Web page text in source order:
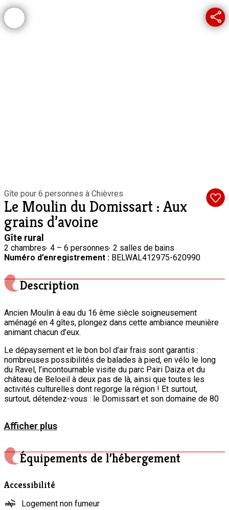
Gîte pour 6 personnes à Chièvres
Le Moulin du Domissart : Aux
grains d’avoine
Gîte rural
2 chambres 4 – 6 personnes 2 salles de bains
Numéro d’enregistrement : BELWAL412975-620990
Description
Ancien Moulin à eau du 16 ème siècle soigneusement
aménagé en 4 gîtes, plongez dans cette ambiance meunière
animant chacun d’eux.
Le dépaysement et le bon bol d’air frais sont garantis :
nombreuses possibilités de balades à pied, en vélo le long
du Ravel, l’incontournable visite du parc Pairi Daiza et du
château de Beloeil à deux pas de là, ainsi que toutes les
activités culturelles dont regorge la région ! Et surtout,
surtout, détendez-vous : le Domissart et son domaine de 80
Afficher plus
Équipements de l’hébergement
Accessibilité
Logement non fumeur